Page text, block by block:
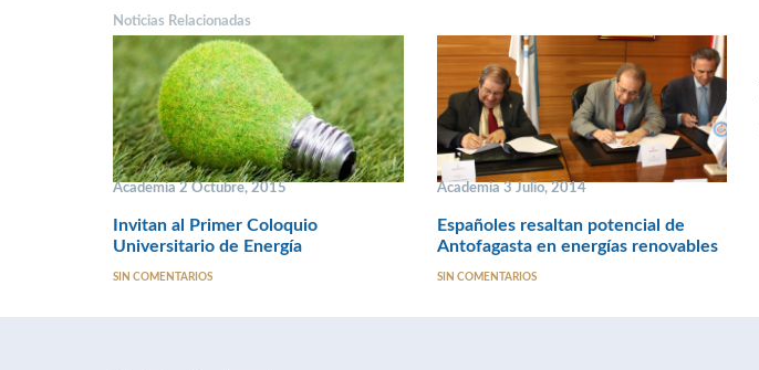
Noticias Relacionadas
Academia 2 Octubre, 2015
Invitan al Primer Coloquio
Universitario de Energía
SIN COMENTARIOS
Academia 3 Julio, 2014
Españoles resaltan potencial de
Antofagasta en energías renovables
SIN COMENTARIOS